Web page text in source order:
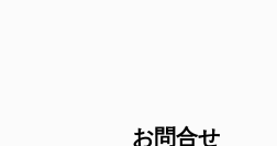
お問合せ